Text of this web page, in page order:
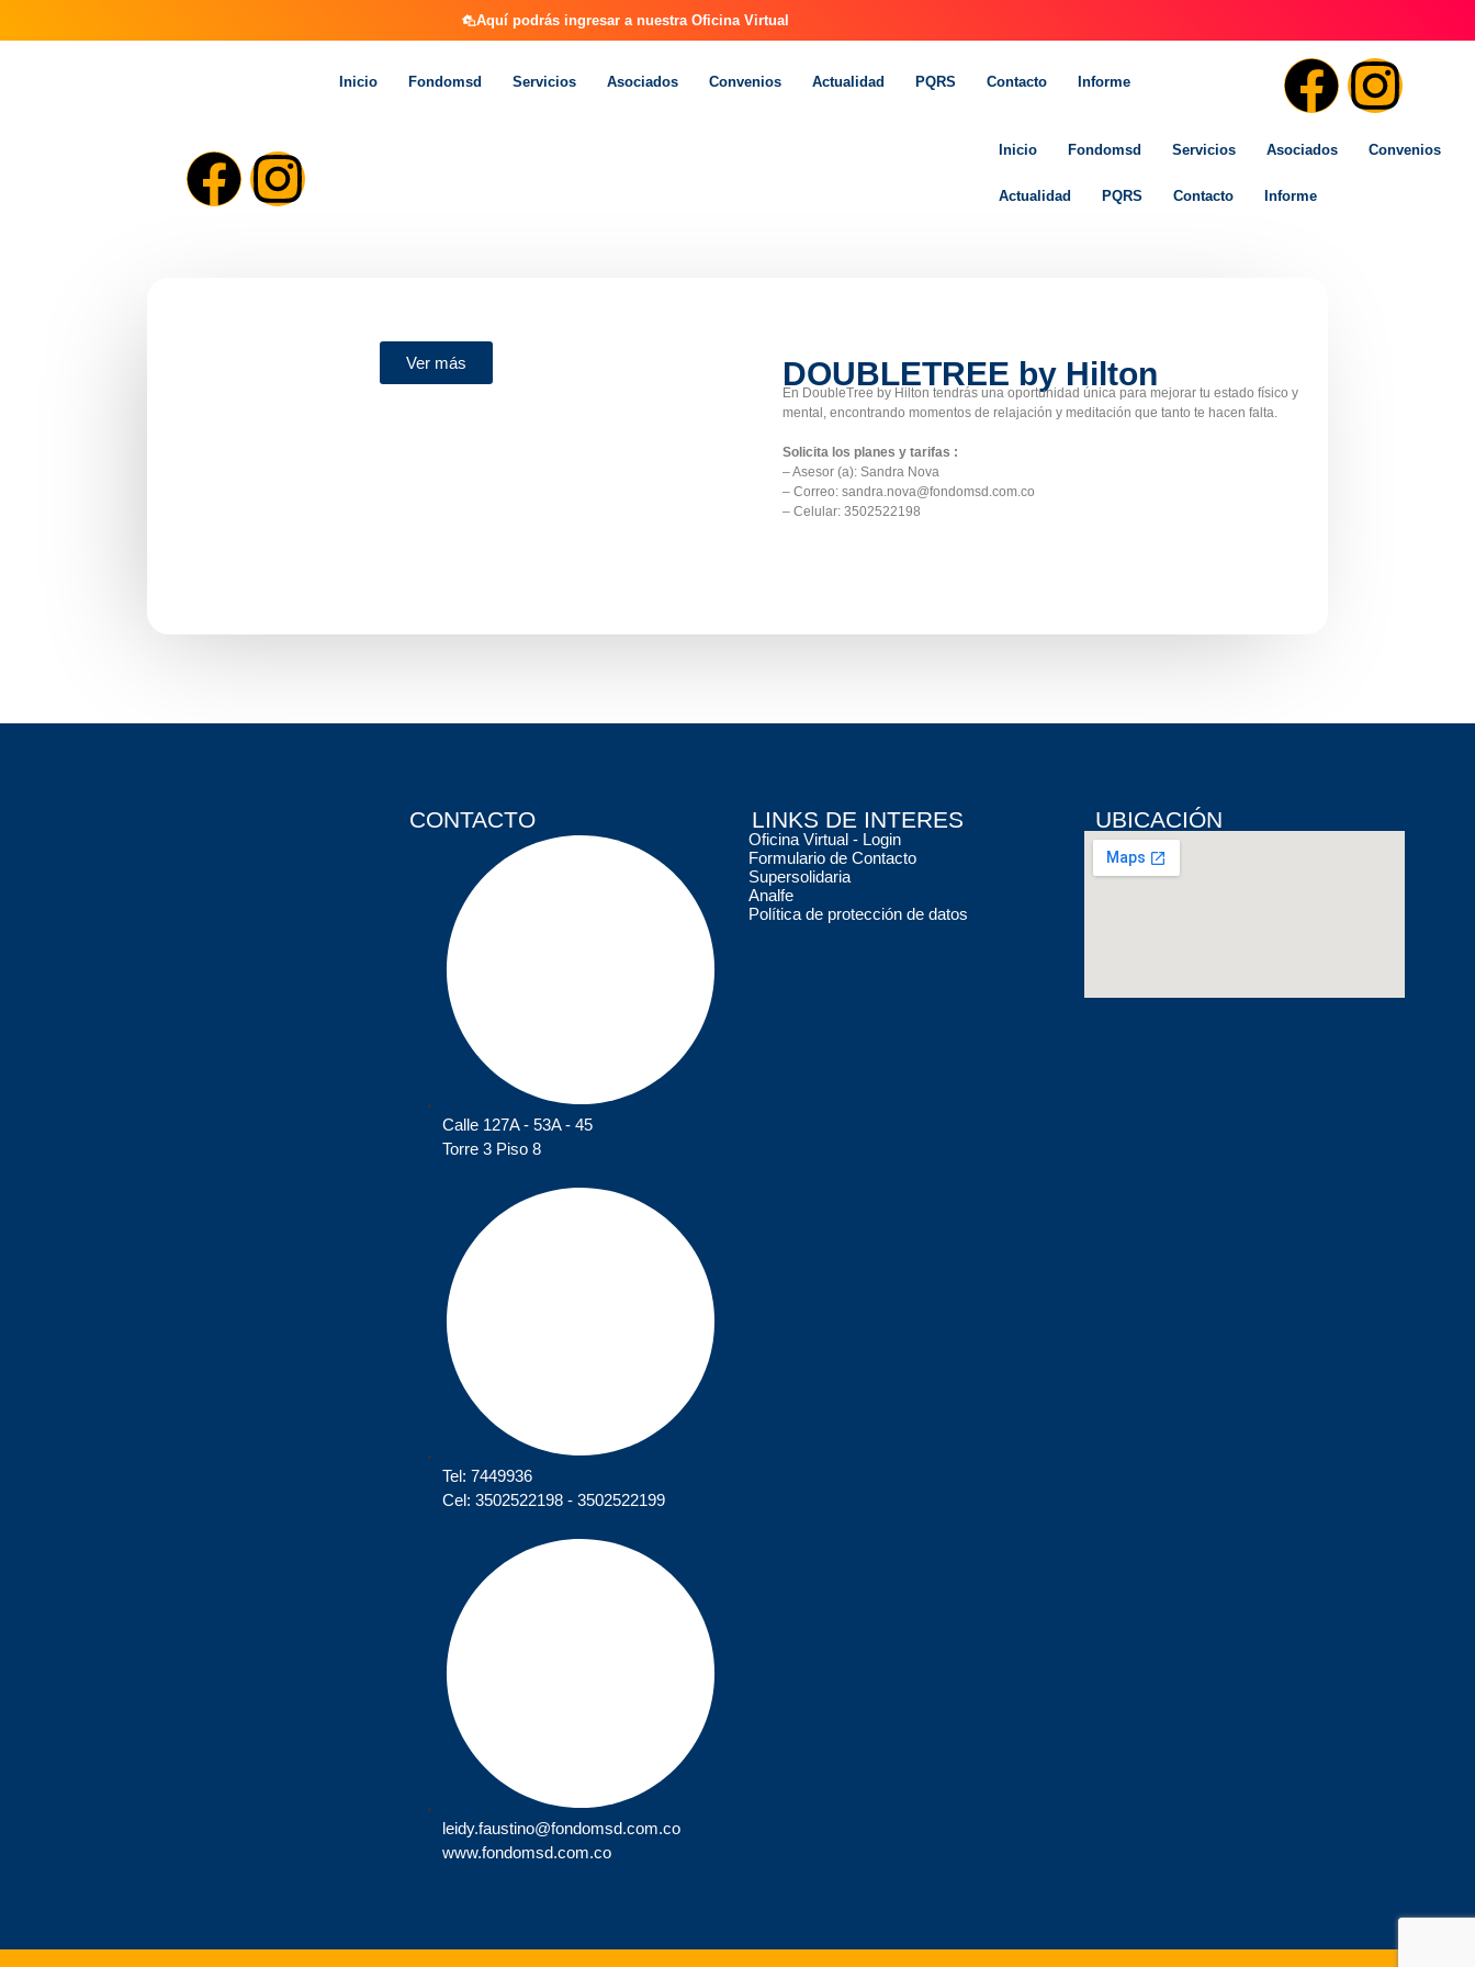
Aquí podrás ingresar a nuestra Oficina Virtual
Inicio Fondomsd Servicios Asociados Convenios Actualidad PQRS Contacto Informe
Inicio Fondomsd Servicios Asociados Convenios
Actualidad PQRS Contacto Informe
Ver más DOUBLETREE by Hilton
En DoubleTree by Hilton tendrás una oportunidad única para mejorar tu estado físico y
mental, encontrando momentos de relajación y meditación que tanto te hacen falta.
Solicita los planes y tarifas :
– Asesor (a): Sandra Nova
– Correo: sandra.nova@fondomsd.com.co
– Celular: 3502522198
CONTACTO
Calle 127A - 53A - 45
Torre 3 Piso 8
Tel: 7449936
Cel: 3502522198 - 3502522199
leidy.faustino@fondomsd.com.co
www.fondomsd.com.co
LINKS DE INTERES
Oficina Virtual - Login
Formulario de Contacto
Supersolidaria
Analfe
Política de protección de datos
UBICACIÓN